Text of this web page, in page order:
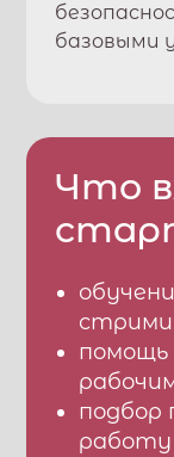
базовыми
Что
помощь
подбор
работу